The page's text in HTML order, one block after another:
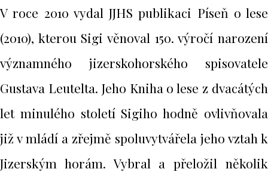
V roce 2010 vydal JJHS publikaci Píseň o lese
(2010), kterou Sigi věnoval 150. výročí narození
významného jizerskohorského spisovatele
Gustava Leutelta. Jeho Kniha o lese z dvacátých
let minulého století Sigiho hodně ovlivňovala
již v mládí a zřejmě spoluvytvářela jeho vztah k
Jizerským horám. Vybral a přeložil několik